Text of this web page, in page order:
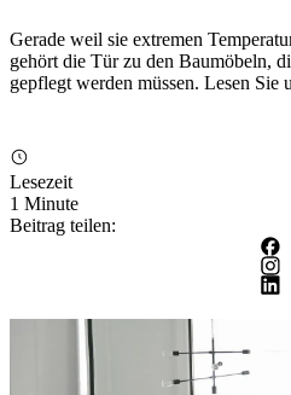
Gerade weil sie extremen
gehört die Tür zu den Baumöbeln,
gepflegt werden müssen. Lesen Sie
Lesezeit
1 Minute
Beitrag teilen: